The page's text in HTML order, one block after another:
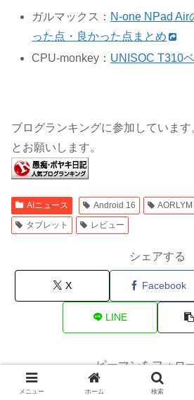
ガルマックス： N-one NPad Air
った点・良かった点まとめ
CPU-monkey： UNISOC T310
ブログランキングに参加していま
とお願いします。
AIニュース Android 16
タブレット
レビュー
シェアする
X Facebook
LINE
ピーマンをフォロ
メニュー ホーム 検索